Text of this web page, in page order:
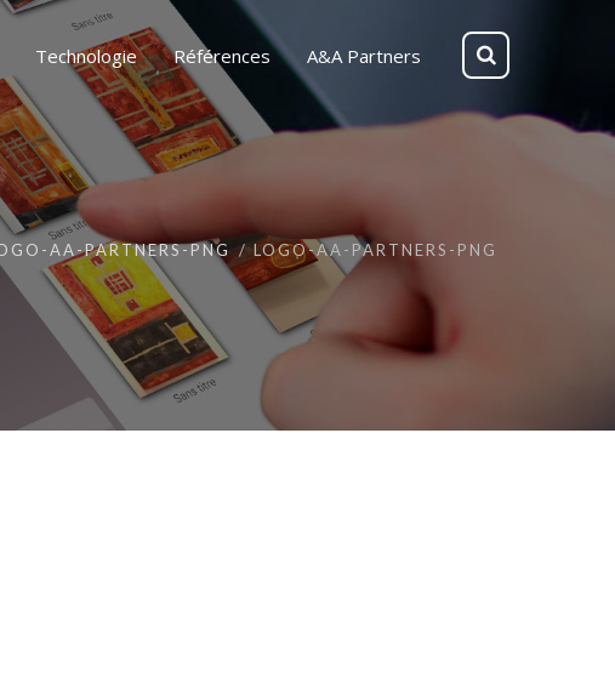
Technologie Références A&A Partners
AA-PARTNERS-PNG LOGO-AA-PARTNERS-PNG